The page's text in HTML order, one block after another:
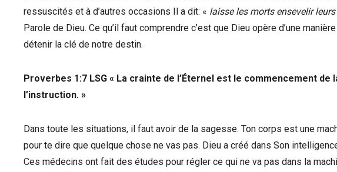
ressuscités et à d’autres occasions Il a dit: « laisse les morts ensevelir
Parole de Dieu. Ce qu’il faut comprendre c’est que Dieu opère d’une
détenir la clé de notre destin.
Proverbes 1:7 LSG « La crainte de l’Éternel est le commencement
l’instruction. »
Dans toute les situations, il faut avoir de la sagesse. Ton corps est une
pour te dire que quelque chose ne vas pas. Dieu a créé dans Son
Ces médecins ont fait des études pour régler ce qui ne va pas dans la